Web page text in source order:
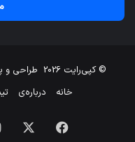
وارد
© کپی‌رایت 2026 طراحی و
خانه
درباره‌ی
فیسبوک